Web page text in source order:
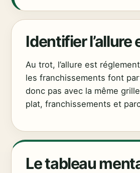
Identifier
Au trot, l’allure est
les franchissements font
donc pas avec la même
plat, franchissements et
Le tableau